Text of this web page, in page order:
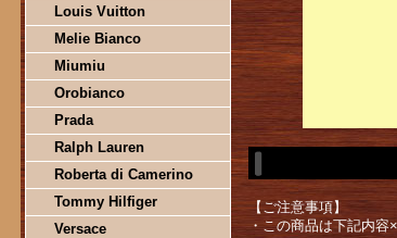
Louis Vuitton
Melie Bianco
Miumiu
Orobianco
Prada
Ralph Lauren
Roberta di Camerino
Tommy Hilfiger
Versace
【ご注意事項】
・この商品は下記内容